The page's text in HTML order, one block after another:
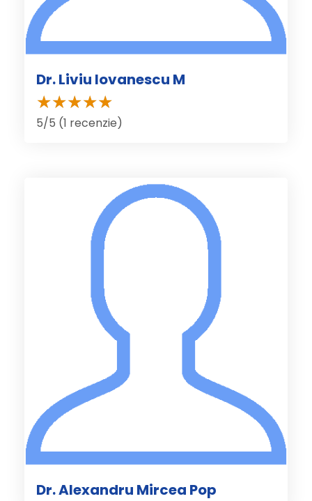
Dr. Liviu Iovanescu M
5/5 (1 recenzie)
Dr. Alexandru Mircea Pop